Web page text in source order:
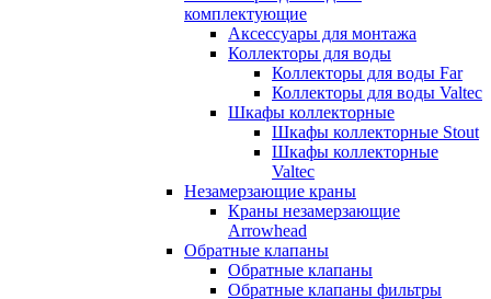
комплектующие
Аксессуары для монтажа
Коллекторы для воды
Коллекторы для воды Far
Коллекторы для воды Valtec
Шкафы коллекторные
Шкафы коллекторные Stout
Шкафы коллекторные
Valtec
Незамерзающие краны
Краны незамерзающие
Arrowhead
Обратные клапаны
Обратные клапаны
Обратные клапаны фильтры